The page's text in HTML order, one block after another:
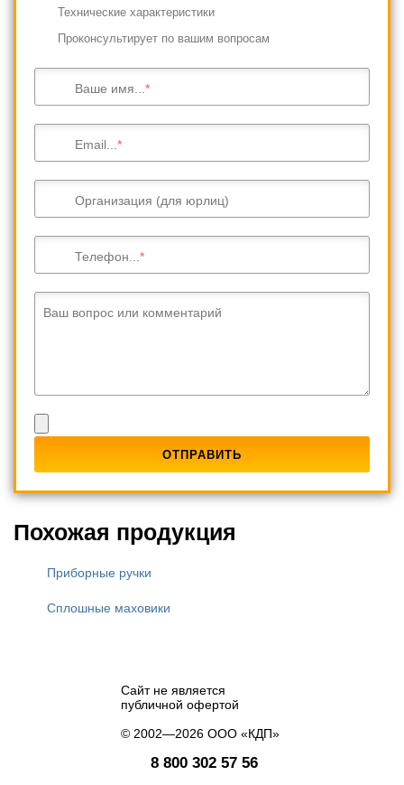
Технические характеристики
Проконсультирует по вашим вопросам
Ваше имя...
Email...
Организация (для юрлиц)
Телефон...
Ваш вопрос или комментарий
Похожая продукция
Приборные ручки
Сплошные маховики
Сайт не является
публичной офертой
© 2002—2026 ООО «КДП»
8 800 302 57 56